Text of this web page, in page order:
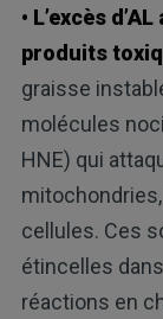
• L’excès
produits
graisse
molécules
HNE) qui
cellules. Ces
étincelles
réactions en